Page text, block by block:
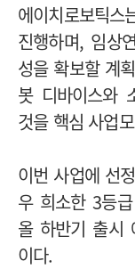
에이치로보틱
진행하며, 임상
성을 확보할 계
봇 디바이스와
것을 핵심 사업
이번 사업에 선
우 희소한 3등
올 하반기 출시
이다.